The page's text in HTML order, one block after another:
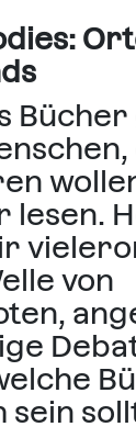
lesen.
von
sein